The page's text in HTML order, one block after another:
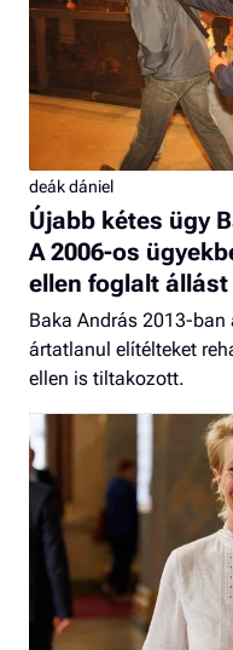
deák dániel
Újabb kétes ügy
A 2006-os
ellen foglalt állást
Baka András 2013-
ártatlanul elítélteket
ellen is tiltakozott.